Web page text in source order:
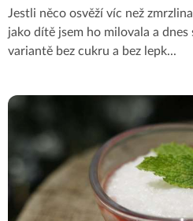
Jestli něco osvěží víc než
jako dítě jsem ho milovala a dnes
variantě bez cukru a bez lepk...